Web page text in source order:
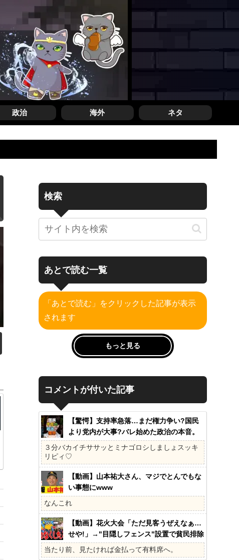
政治 海外 ネタ
検索
あとで読む一覧
「あとで読む」をクリックした記事が表示
されます
もっと見る
コメントが付いた記事
【驚愕】支持率急落…まだ権力争い?国民
より党内が大事?バレ始めた政治の本音。
41%の衝撃、その理由。選挙しか見てない
の?国民不在の政治が限界!
３分バカイチササッとミナゴロシしましょスッキ
リピィ♡
【動画】山本祐大さん、マジでとんでもな
い事態にwww
なんこれ
【動画】花火大会「ただ見客うぜえなぁ…
せや!」→"目隠しフェンス"設置で貧民排除
www
当たり前、見たければ金払って有料席へ。